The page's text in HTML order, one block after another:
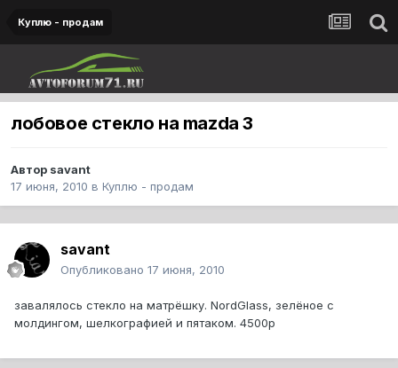
Куплю - продам
лобовое стекло на mazda 3
Автор savant
17 июня, 2010 в Куплю - продам
savant
Опубликовано 17 июня, 2010
завалялось стекло на матрёшку. NordGlass, зелёное с
молдингом, шелкографией и пятаком. 4500р